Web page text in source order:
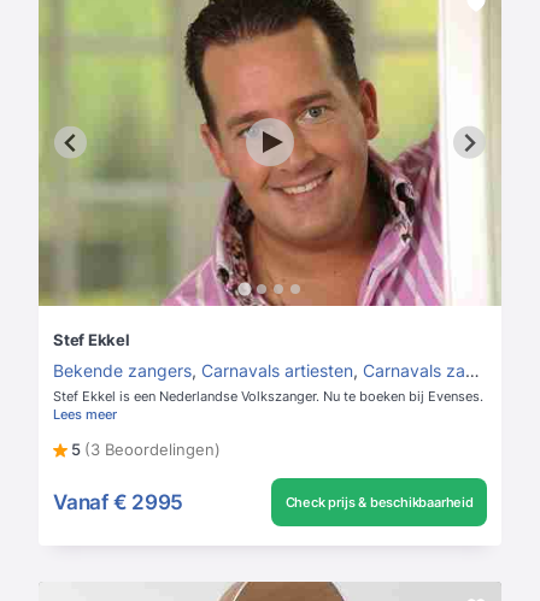
Stef Ekkel
Bekende zangers, Carnavals artiesten, Carnavals zangers
Stef Ekkel is een Nederlandse Volkszanger. Nu te boeken bij Evenses.
Lees meer
5 (3 Beoordelingen)
Vanaf € 2995 Check prijs & beschikbaarheid